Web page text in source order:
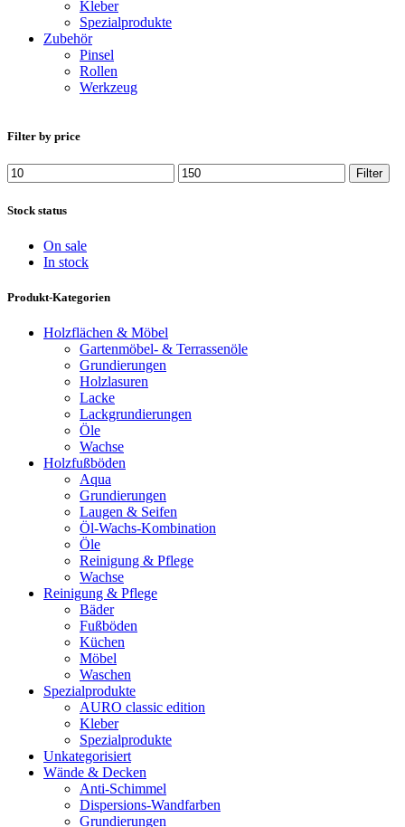
Kleber
Spezialprodukte
Zubehör
Pinsel
Rollen
Werkzeug
Filter by price
Min.
Preis
Max.
Preis
Filter
Stock status
On sale
In stock
Produkt-Kategorien
Holzflächen & Möbel
Gartenmöbel- & Terrassenöle
Grundierungen
Holzlasuren
Lacke
Lackgrundierungen
Öle
Wachse
Holzfußböden
Aqua
Grundierungen
Laugen & Seifen
Öl-Wachs-Kombination
Öle
Reinigung & Pflege
Wachse
Reinigung & Pflege
Bäder
Fußböden
Küchen
Möbel
Waschen
Spezialprodukte
AURO classic edition
Kleber
Spezialprodukte
Unkategorisiert
Wände & Decken
Anti-Schimmel
Dispersions-Wandfarben
Grundierungen